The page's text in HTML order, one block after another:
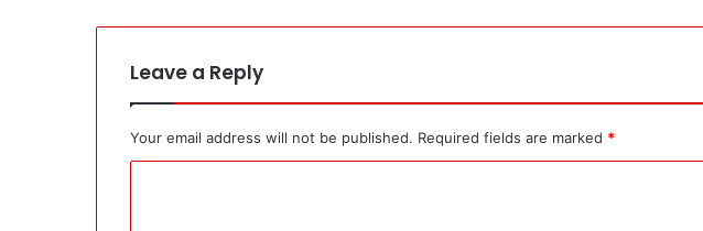
Leave a Reply
Your email address will not be published. Required fields are marked *